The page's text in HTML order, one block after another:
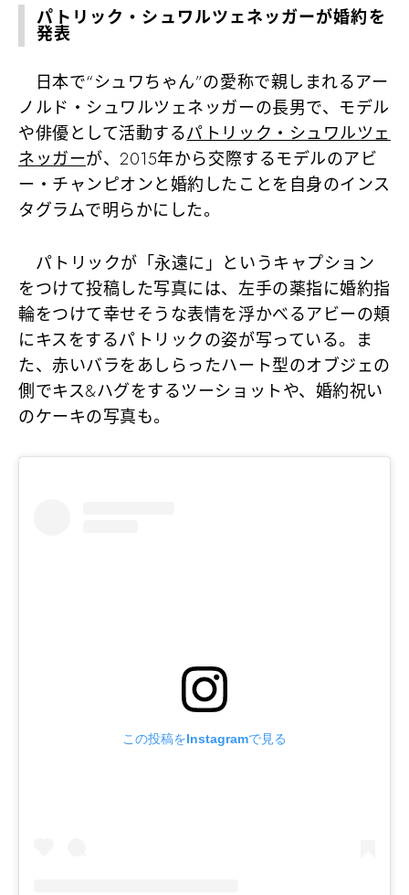
パトリック・シュワルツェネッガーが婚約を
発表
日本で“シュワちゃん”の愛称で親しまれるアー
ノルド・シュワルツェネッガーの長男で、モデル
や俳優として活動するパトリック・シュワルツェ
ネッガーが、2015年から交際するモデルのアビ
ー・チャンピオンと婚約したことを自身のインス
タグラムで明らかにした。
パトリックが「永遠に」というキャプション
をつけて投稿した写真には、左手の薬指に婚約指
輪をつけて幸せそうな表情を浮かべるアビーの頬
にキスをするパトリックの姿が写っている。ま
た、赤いバラをあしらったハート型のオブジェの
側でキス&ハグをするツーショットや、婚約祝い
のケーキの写真も。
この投稿をInstagramで見る